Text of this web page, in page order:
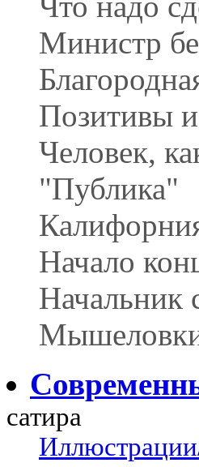
Министр
Позитивы
Человек,
"Публика"
Начало
Начальник
сатира